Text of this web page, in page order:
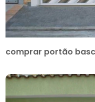
comprar portão